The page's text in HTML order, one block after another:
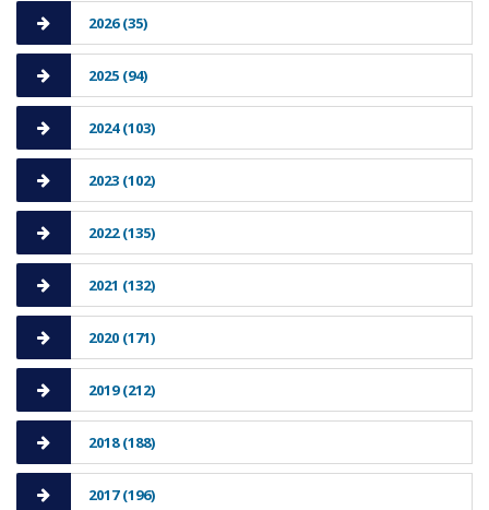
2026 (35)
2025 (94)
2024 (103)
2023 (102)
2022 (135)
2021 (132)
2020 (171)
2019 (212)
2018 (188)
2017 (196)